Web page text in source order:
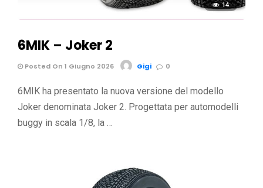
14
6MIK – Joker 2
Posted On 1 Giugno 2026 Gigi 0
6MIK ha presentato la nuova versione del modello
Joker denominata Joker 2. Progettata per automodelli
buggy in scala 1/8, la …